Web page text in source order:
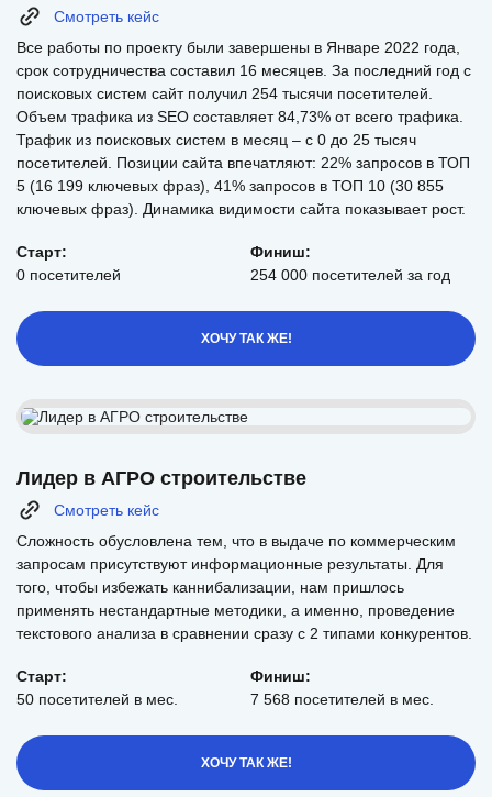
Смотреть кейс
Все работы по проекту были завершены в Январе 2022 года,
срок сотрудничества составил 16 месяцев. За последний год с
поисковых систем сайт получил 254 тысячи посетителей.
Объем трафика из SEO составляет 84,73% от всего трафика.
Трафик из поисковых систем в месяц – с 0 до 25 тысяч
посетителей. Позиции сайта впечатляют: 22% запросов в ТОП
5 (16 199 ключевых фраз), 41% запросов в ТОП 10 (30 855
ключевых фраз). Динамика видимости сайта показывает рост.
Старт:
0 посетителей
Финиш:
254 000 посетителей за год
ХОЧУ ТАК ЖЕ!
Лидер в АГРО строительстве
Смотреть кейс
Сложность обусловлена тем, что в выдаче по коммерческим
запросам присутствуют информационные результаты. Для
того, чтобы избежать каннибализации, нам пришлось
применять нестандартные методики, а именно, проведение
текстового анализа в сравнении сразу с 2 типами конкурентов.
Старт:
50 посетителей в мес.
Финиш:
7 568 посетителей в мес.
ХОЧУ ТАК ЖЕ!